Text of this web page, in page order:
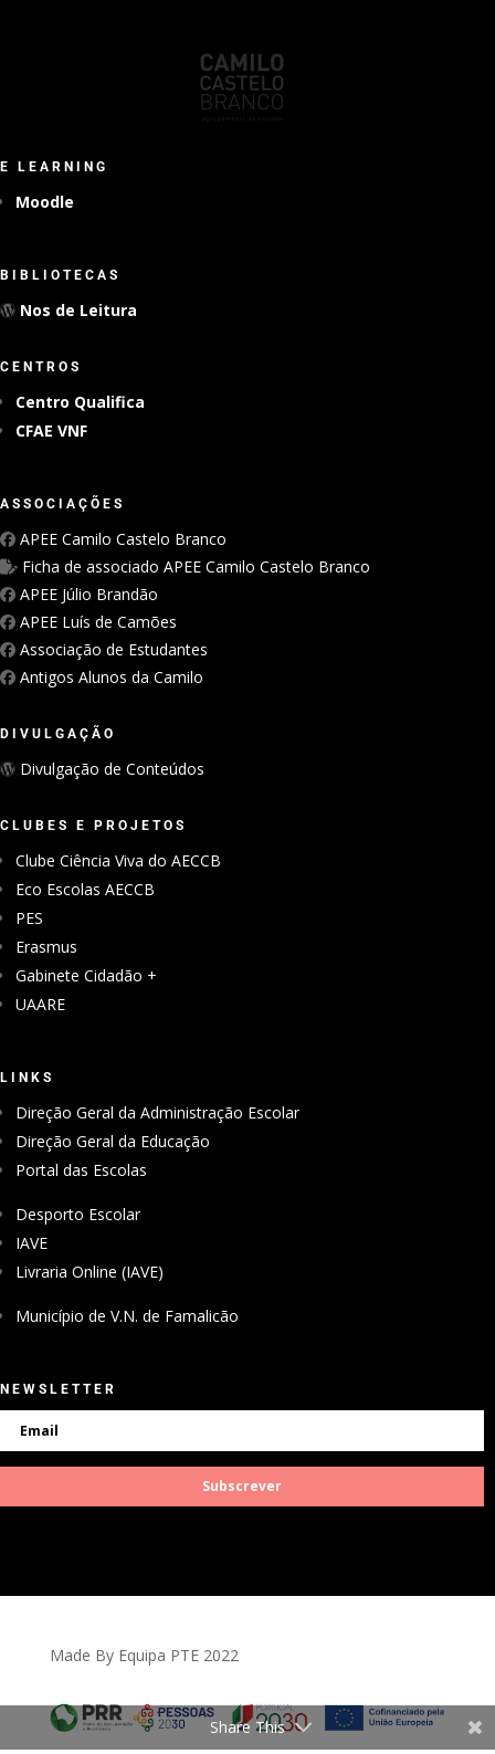
E LEARNING
Moodle
BIBLIOTECAS
Nos de Leitura
CENTROS
Centro Qualifica
CFAE VNF
ASSOCIAÇÕES
APEE Camilo Castelo Branco
Ficha de associado APEE Camilo Castelo Branco
APEE Júlio Brandão
APEE Luís de Camões
Associação de Estudantes
Antigos Alunos da Camilo
DIVULGAÇÃO
Divulgação de Conteúdos
CLUBES E PROJETOS
Clube Ciência Viva do AECCB
Eco Escolas AECCB
PES
Erasmus
Gabinete Cidadão +
UAARE
LINKS
Direção Geral da Administração Escolar
Direção Geral da Educação
Portal das Escolas
Desporto Escolar
IAVE
Livraria Online (IAVE)
Município de V.N. de Famalicão
NEWSLETTER
Subscrever
Made By Equipa PTE 2022
Share This